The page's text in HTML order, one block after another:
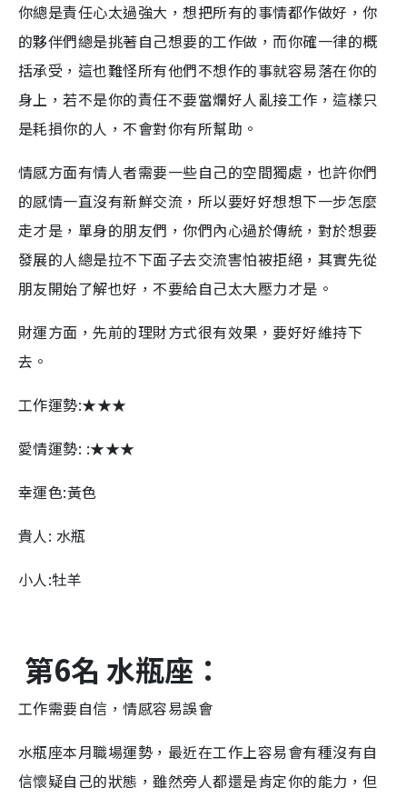
你總是責任心太過強大，想把所有的事情都作做好，你
的夥伴們總是挑著自己想要的工作做，而你確一律的概
括承受，這也難怪所有他們不想作的事就容易落在你的
身上，若不是你的責任不要當爛好人亂接工作，這樣只
是耗損你的人，不會對你有所幫助。
情感方面有情人者需要一些自己的空間獨處，也許你們
的感情一直沒有新鮮交流，所以要好好想想下一步怎麼
走才是，單身的朋友們，你們內心過於傳統，對於想要
發展的人總是拉不下面子去交流害怕被拒絕，其實先從
朋友開始了解也好，不要給自己太大壓力才是。
財運方面，先前的理財方式很有效果，要好好維持下
去。
工作運勢:★★★
愛情運勢: :★★★
幸運色:黃色
貴人: 水瓶
小人:牡羊
第6名 水瓶座：
工作需要自信，情感容易誤會
水瓶座本月職場運勢，最近在工作上容易會有種沒有自
信懷疑自己的狀態，雖然旁人都還是肯定你的能力，但